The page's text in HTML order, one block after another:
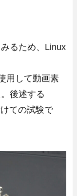
るため、Linux
用して動画素
後述する
ての試験で